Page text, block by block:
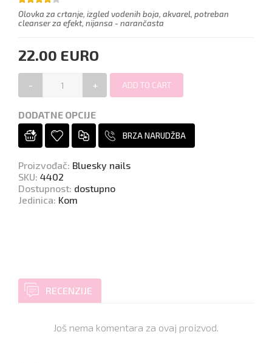
Olovka za crtanje, izgled vodenih boja, akvarel, potreban
cleanser za efekt, nijansa - narančasta
22.00 EURO
- +
DODATNE OPCIJE
BRZA NARUDŽBA
Proizvođač: Bluesky nails
SKU: 4402
Dostupnost: dostupno
Jedinica: Kom
RECENZIJE
Još nema komentara za ovaj proizvod.